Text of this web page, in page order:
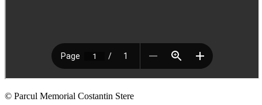
© Parcul Memorial Costantin Stere